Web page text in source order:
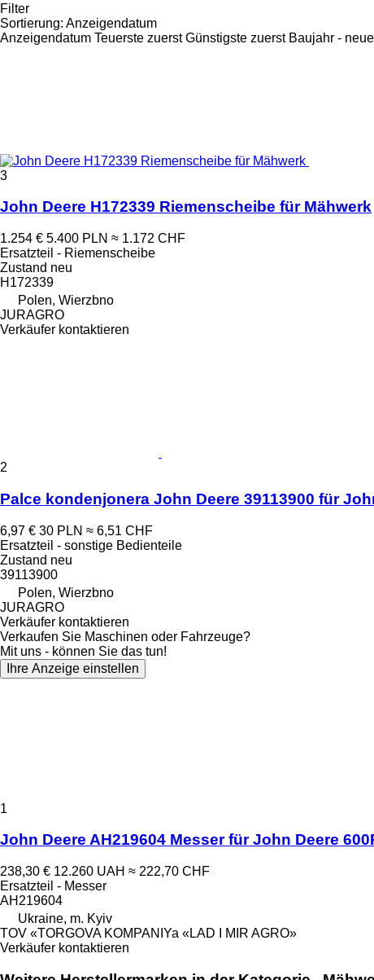
Filter
Sortierung: Anzeigendatum
Anzeigendatum Teuerste zuerst Günstigste zuerst Baujahr -
3
John Deere H172339 Riemenscheibe für Mähwerk
1.254 € 5.400 PLN ≈ 1.172 CHF
Ersatzteil - Riemenscheibe
Zustand neu
H172339
Polen, Wierzbno
JURAGRO
Verkäufer kontaktieren
2
Palce kondenjonera John Deere 39113900 für
6,97 € 30 PLN ≈ 6,51 CHF
Ersatzteil - sonstige Bedienteile
Zustand neu
39113900
Polen, Wierzbno
JURAGRO
Verkäufer kontaktieren
Verkaufen Sie Maschinen oder Fahrzeuge?
Mit uns - können Sie das tun!
Ihre Anzeige einstellen
1
John Deere AH219604 Messer für John Deere
238,30 € 12.260 UAH ≈ 222,70 CHF
Ersatzteil - Messer
AH219604
Ukraine, m. Kyiv
TOV «TORGOVA KOMPANIYa «LAD I MIR AGRO»
Verkäufer kontaktieren